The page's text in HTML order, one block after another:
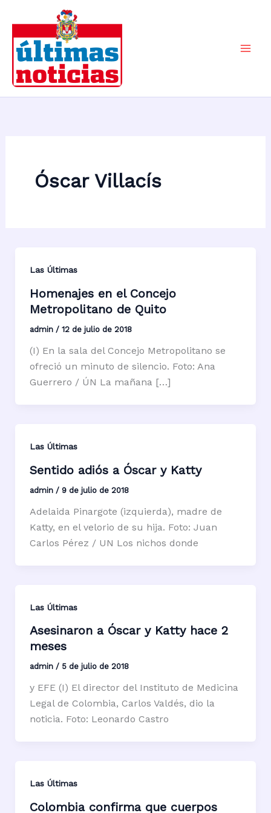
contenido
Óscar Villacís
Las Últimas
Homenajes en el Concejo
Metropolitano de Quito
admin / 12 de julio de 2018
(I) En la sala del Concejo Metropolitano se
ofreció un minuto de silencio. Foto: Ana
Guerrero / ÚN La mañana […]
Las Últimas
Sentido adiós a Óscar y Katty
admin / 9 de julio de 2018
Adelaida Pinargote (izquierda), madre de
Katty, en el velorio de su hija. Foto: Juan
Carlos Pérez / UN Los nichos donde
Las Últimas
Asesinaron a Óscar y Katty hace 2
meses
admin / 5 de julio de 2018
y EFE (I) El director del Instituto de Medicina
Legal de Colombia, Carlos Valdés, dio la
noticia. Foto: Leonardo Castro
Las Últimas
Colombia confirma que cuerpos